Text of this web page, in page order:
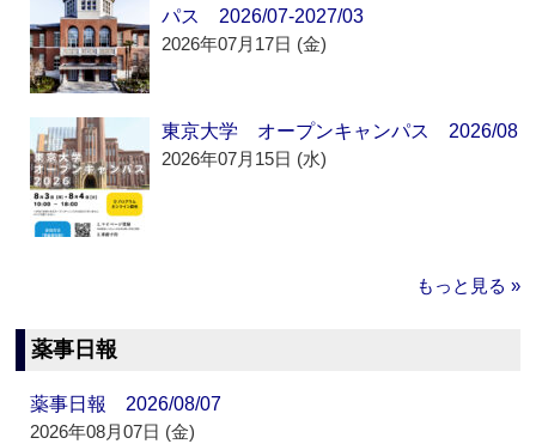
パス 2026/07-2027/03
2026年07月17日 (金)
東京大学 オープンキャンパス 2026/08
2026年07月15日 (水)
もっと見る »
薬事日報
薬事日報 2026/08/07
2026年08月07日 (金)